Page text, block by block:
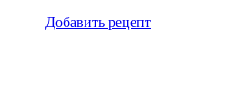
Добавить рецепт